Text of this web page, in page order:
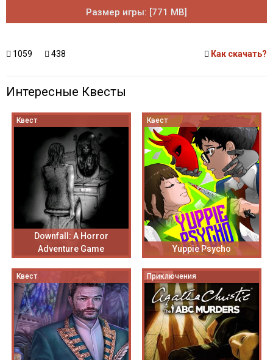
Размер игры: [771 MB]
1059 438 Как скачать?
Интересные Квесты
Квест
Downfall: A Horror
Adventure Game
Квест
Yuppie Psycho
Квест Приключения